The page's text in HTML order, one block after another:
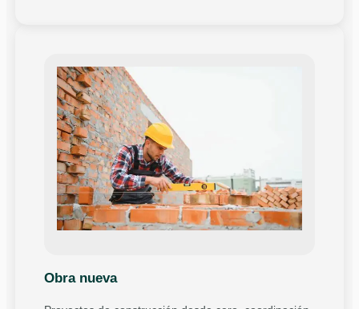
Obra nueva